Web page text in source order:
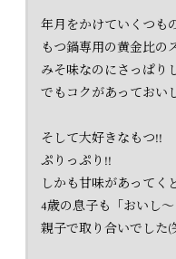
年月をかけていくつも
もつ鍋専用の黄金比の
みそ味なのにさっぱり
でもコクがあっておい
そして大好きなもつ!!
ぷりっぷり!!
しかも甘味があってく
4歳の息子も「おいし
親子で取り合いでした(